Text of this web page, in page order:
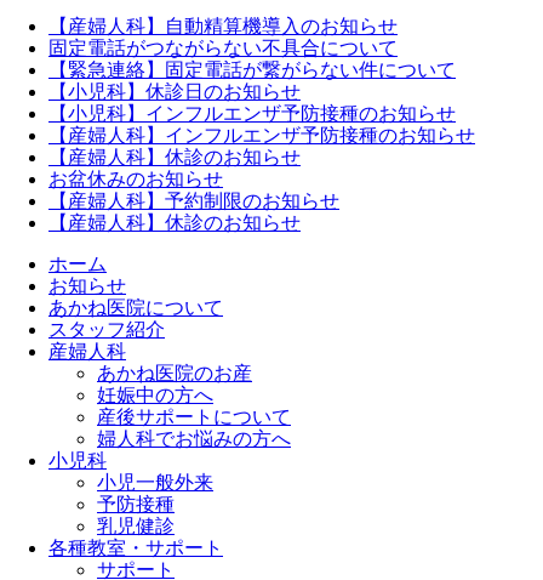
【産婦人科】自動精算機導入のお知らせ
固定電話がつながらない不具合について
【緊急連絡】固定電話が繋がらない件について
【小児科】休診日のお知らせ
【小児科】インフルエンザ予防接種のお知らせ
【産婦人科】インフルエンザ予防接種のお知らせ
【産婦人科】休診のお知らせ
お盆休みのお知らせ
【産婦人科】予約制限のお知らせ
【産婦人科】休診のお知らせ
ホーム
お知らせ
あかね医院について
スタッフ紹介
産婦人科
あかね医院のお産
妊娠中の方へ
産後サポートについて
婦人科でお悩みの方へ
小児科
小児一般外来
予防接種
乳児健診
各種教室・サポート
サポート